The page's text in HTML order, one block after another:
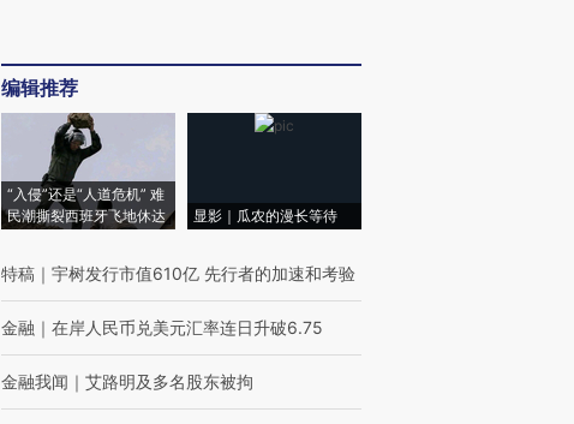
编辑推荐
“入侵”还是“人道危机” 难
民潮撕裂西班牙飞地休达
显影｜瓜农的漫长等待
特稿 ｜ 宇树发行市值610亿 先行者的加速和考验
金融 ｜ 在岸人民币兑美元汇率连日升破6.75
金融我闻 ｜ 艾路明及多名股东被拘